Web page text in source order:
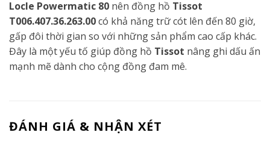
Locle Powermatic 80 nên đồng hồ Tissot
T006.407.36.263.00có khả năng trữ cót lên đến 80 giờ,
gấp đôi thời gian so với những sản phẩm cao cấp khác.
Đây là một yếu tố giúp đồng hồ Tissot nâng ghi dấu ấn
mạnh mẽ dành cho cộng đồng đam mê.
ĐÁNH GIÁ & NHẬN XÉT